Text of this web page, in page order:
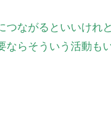
つながるといいけれ
ならそういう活動も